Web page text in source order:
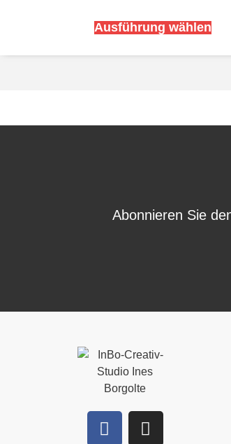
Ausführung wählen
Abonnieren Sie